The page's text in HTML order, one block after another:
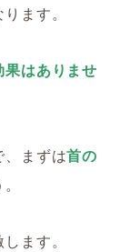
ます。
はありませ
、まずは首の
ます。